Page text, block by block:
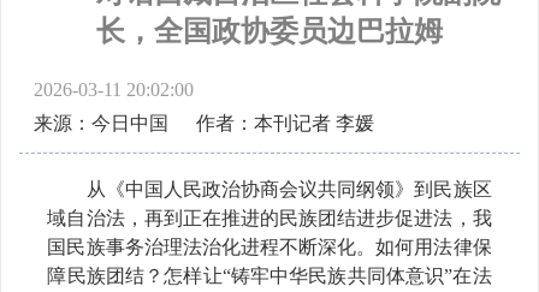
长，全国政协委员边巴拉姆
2026-03-11 20:02:00
来源：今日中国
作者：本刊记者 李媛
从《中国人民政治协商会议共同纲领》到民族区
域自治法，再到正在推进的民族团结进步促进法，我
国民族事务治理法治化进程不断深化。如何用法律保
障民族团结？怎样让“铸牢中华民族共同体意识”在法